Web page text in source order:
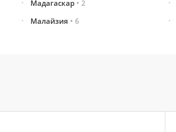
Мадагаскар • 2
Малайзия • 6